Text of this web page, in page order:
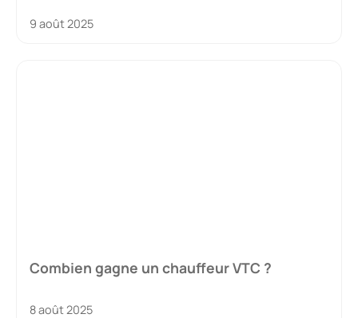
9 août 2025
Combien gagne un chauffeur VTC ?
8 août 2025